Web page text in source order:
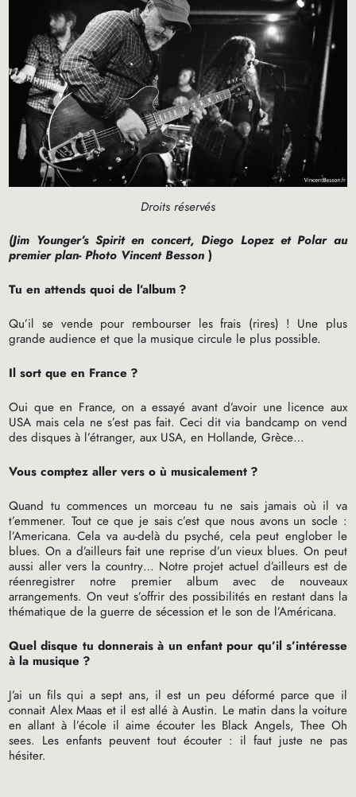
Droits réservés
(Jim Younger’s Spirit en concert, Diego Lopez et Polar au
premier plan- Photo Vincent Besson)
Tu en attends quoi de l’album ?
Qu’il se vende pour rembourser les frais (rires) ! Une plus
grande audience et que la musique circule le plus possible.
Il sort que en France ?
Oui que en France, on a essayé avant d’avoir une licence aux
USA mais cela ne s’est pas fait. Ceci dit via bandcamp on vend
des disques à l’étranger, aux USA, en Hollande, Grèce…
Vous comptez aller vers o ù musicalement ?
Quand tu commences un morceau tu ne sais jamais où il va
t’emmener. Tout ce que je sais c’est que nous avons un socle :
l’Americana. Cela va au-delà du psyché, cela peut englober le
blues. On a d’ailleurs fait une reprise d’un vieux blues. On peut
aussi aller vers la country… Notre projet actuel d’ailleurs est de
réenregistrer notre premier album avec de nouveaux
arrangements. On veut s’offrir des possibilités en restant dans la
thématique de la guerre de sécession et le son de l’Américana.
Quel disque tu donnerais à un enfant pour qu’il s’intéresse
à la musique ?
J’ai un fils qui a sept ans, il est un peu déformé parce que il
connait Alex Maas et il est allé à Austin. Le matin dans la voiture
en allant à l’école il aime écouter les Black Angels, Thee Oh
sees. Les enfants peuvent tout écouter : il faut juste ne pas
hésiter.